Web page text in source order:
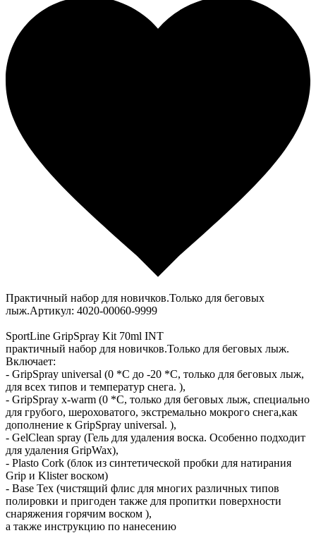
Практичный набор для новичков.Только для беговых
лыж.Артикул: 4020-00060-9999
SportLine GripSpray Kit 70ml INT
практичный набор для новичков.Только для беговых лыж.
Включает:
- GripSpray universal (0 *С до -20 *С, только для беговых лыж,
для всех типов и температур снега. ),
- GripSpray x-warm (0 *С, только для беговых лыж, специально
для грубого, шероховатого, экстремально мокрого снега,как
дополнение к GripSpray universal. ),
- GelClean spray (Гель для удаления воска. Особенно подходит
для удаления GripWax),
- Plasto Cork (блок из синтетической пробки для натирания
Grip и Klister воском)
- Base Tex (чистящий флис для многих различных типов
полировки и пригоден также для пропитки поверхности
снаряжения горячим воском ),
а также инструкцию по нанесению